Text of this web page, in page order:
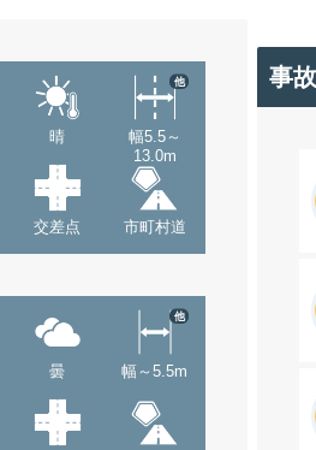
晴
幅5.5～
13.0m
他
交差点 市町村道
曇 幅～5.5m
他
事